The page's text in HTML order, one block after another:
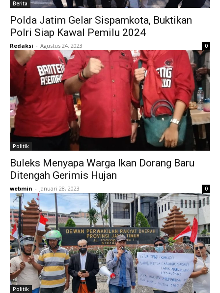
Berita
Polda Jatim Gelar Sispamkota, Buktikan
Polri Siap Kawal Pemilu 2024
Redaksi - Agustus 24, 2023 0
Politik
Buleks Menyapa Warga Ikan Dorang Baru
Ditengah Gerimis Hujan
webmin - Januari 28, 2023 0
Politik